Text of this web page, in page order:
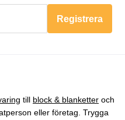
Registrera
till block & blanketter och
eller företag. Trygga